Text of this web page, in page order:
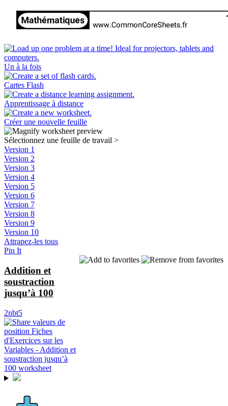
Un à la fois
Cartes Flash
Apprentissage à distance
Créer une nouvelle feuille
Sélectionnez une feuille de travail >
Version 1
Version 2
Version 3
Version 4
Version 5
Version 6
Version 7
Version 8
Version 9
Version 10
Attrapez-les tous
Pin It
Addition et
soustraction
jusqu’à 100
2nbt5